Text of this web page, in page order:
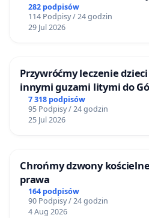
mieszkańców
282 podpisów
114 Podpisy / 24 godzin
29 Jul 2026
Przywróćmy leczenie
innymi guzami litymi do
Centrum Zdrowia Dziecka
7 318 podpisów
95 Podpisy / 24 godzin
25 Jul 2026
Chrońmy dzwony
prawa
164 podpisów
90 Podpisy / 24 godzin
4 Aug 2026